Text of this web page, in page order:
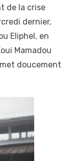
de la crise
dernier,
Eliphel, en
Mamadou
doucement